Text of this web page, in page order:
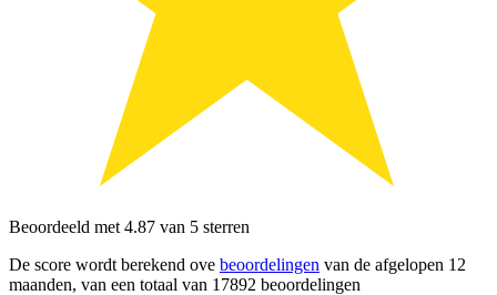
Beoordeeld met 4.87 van 5 sterren
De score wordt berekend ove beoordelingen van de afgelopen 12
maanden, van een totaal van 17892 beoordelingen